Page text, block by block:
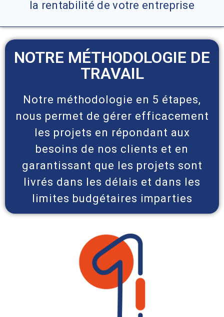
la rentabilité de votre entreprise
NOTRE MÉTHODOLOGIE DE
TRAVAIL
Notre méthodologie en 5 étapes,
nous permet de gérer efficacement
les projets en répondant aux
besoins de nos clients et en
garantissant que les projets sont
livrés dans les délais et dans les
limites budgétaires imparties